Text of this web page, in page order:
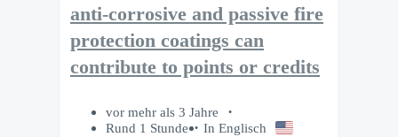
anti-corrosive and passive fire
protection coatings can
contribute to points or credits
vor mehr als 3 Jahre
Rund 1 Stunde
In Englisch